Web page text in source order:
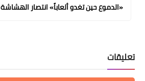
«الدموع حين تغدو ألعاباً» انتصار
تعليقات